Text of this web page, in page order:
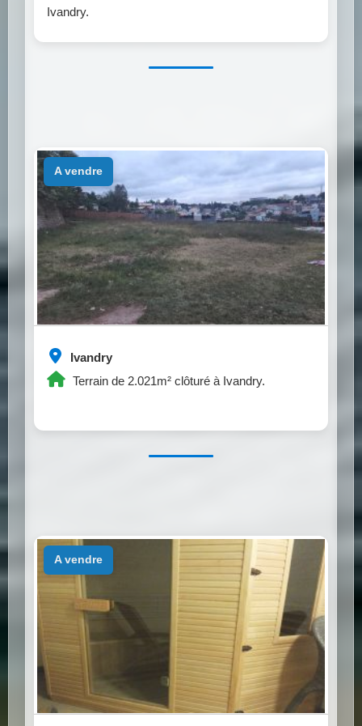
Ivandry.
Ivandry
Terrain de 2.021m² clôturé à Ivandry.
a vendre
a vendre